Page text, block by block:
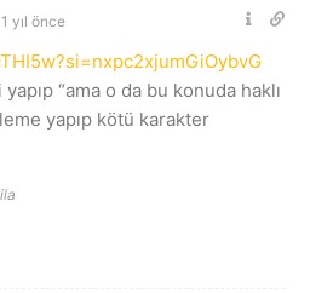
1 yıl önce
“ama o da bu konuda haklı
yapıp kötü karakter